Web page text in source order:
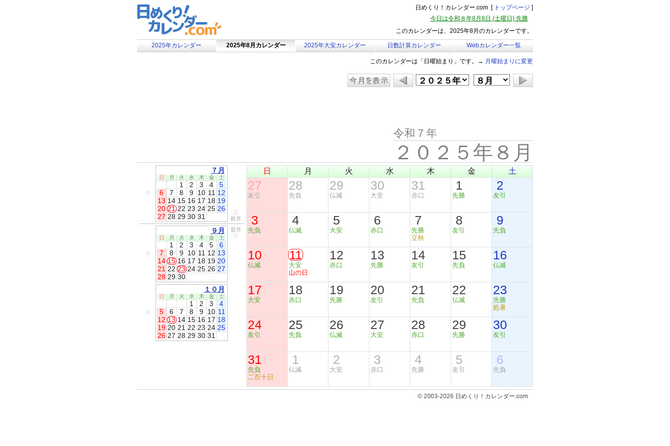
日めくり！カレンダー.com [ トップページ ]
今日は令和８年8月8日 (土曜日) 先勝
このカレンダーは、2025年8月のカレンダーです。
2025年カレンダー 2025年8月カレンダー 2025年大安カレンダー 日数計算カレンダー Webカレンダー一覧
このカレンダーは「日曜始まり」です。→ 月曜始まりに変更
令和７年
２０２５年８月
▷
７月
日 月 火 水 木 金 土
1 2 3 4
5
6
7 8 9 10 11 12
13 14 15 16 17 18 19
20 21 22 23 24 25 26
27 28 29 30 31
△
前月
▷
９月
日 月 火 水 木 金 土
1 2 3 4 5
6
7
8 9 10 11 12 13
14 15 16 17 18 19 20
21 22 23 24 25 26 27
28 29 30
翌月
▽
▷
１０月
日 月 火 水 木 金 土
1 2 3
4
5
6 7 8 9 10 11
12 13 14 15 16 17 18
19 20 21 22 23 24 25
26 27 28 29 30 31
日 月 火 水 木 金 土
27
友引
28
先負
29
仏滅
30
大安
31
赤口
1
先勝
2
友引
3
先負
4
仏滅
5
大安
6
赤口
7
先勝
立秋
8
友引
9
先負
10
仏滅
11
大安
山の日
12
赤口
13
先勝
14
友引
15
先負
16
仏滅
17
大安
18
赤口
19
先勝
20
友引
21
先負
22
仏滅
23
先勝
処暑
24
友引
25
先負
26
仏滅
27
大安
28
赤口
29
先勝
30
友引
31
先負
二百十日
1
仏滅
2
大安
3
赤口
4
先勝
5
友引
6
先負
© 2003-2026 日めくり！カレンダー.com